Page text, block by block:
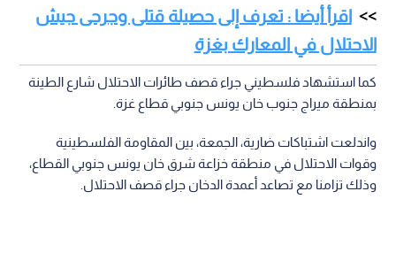
اقرأ أيضا : تعرف إلى حصيلة قتلى وجرحى جيش
الاحتلال في المعارك بغزة
كما استشهاد فلسطيني جراء قصف طائرات الاحتلال شارع الطينة
بمنطقة ميراج جنوب خان يونس جنوبي قطاع غزة.
واندلعت اشتباكات ضارية، الجمعة، بين المقاومة الفلسطينية
وقوات الاحتلال في منطقة خزاعة شرق خان يونس جنوبي القطاع،
وذلك تزامنا مع تصاعد أعمدة الدخان جراء قصف الاحتلال.